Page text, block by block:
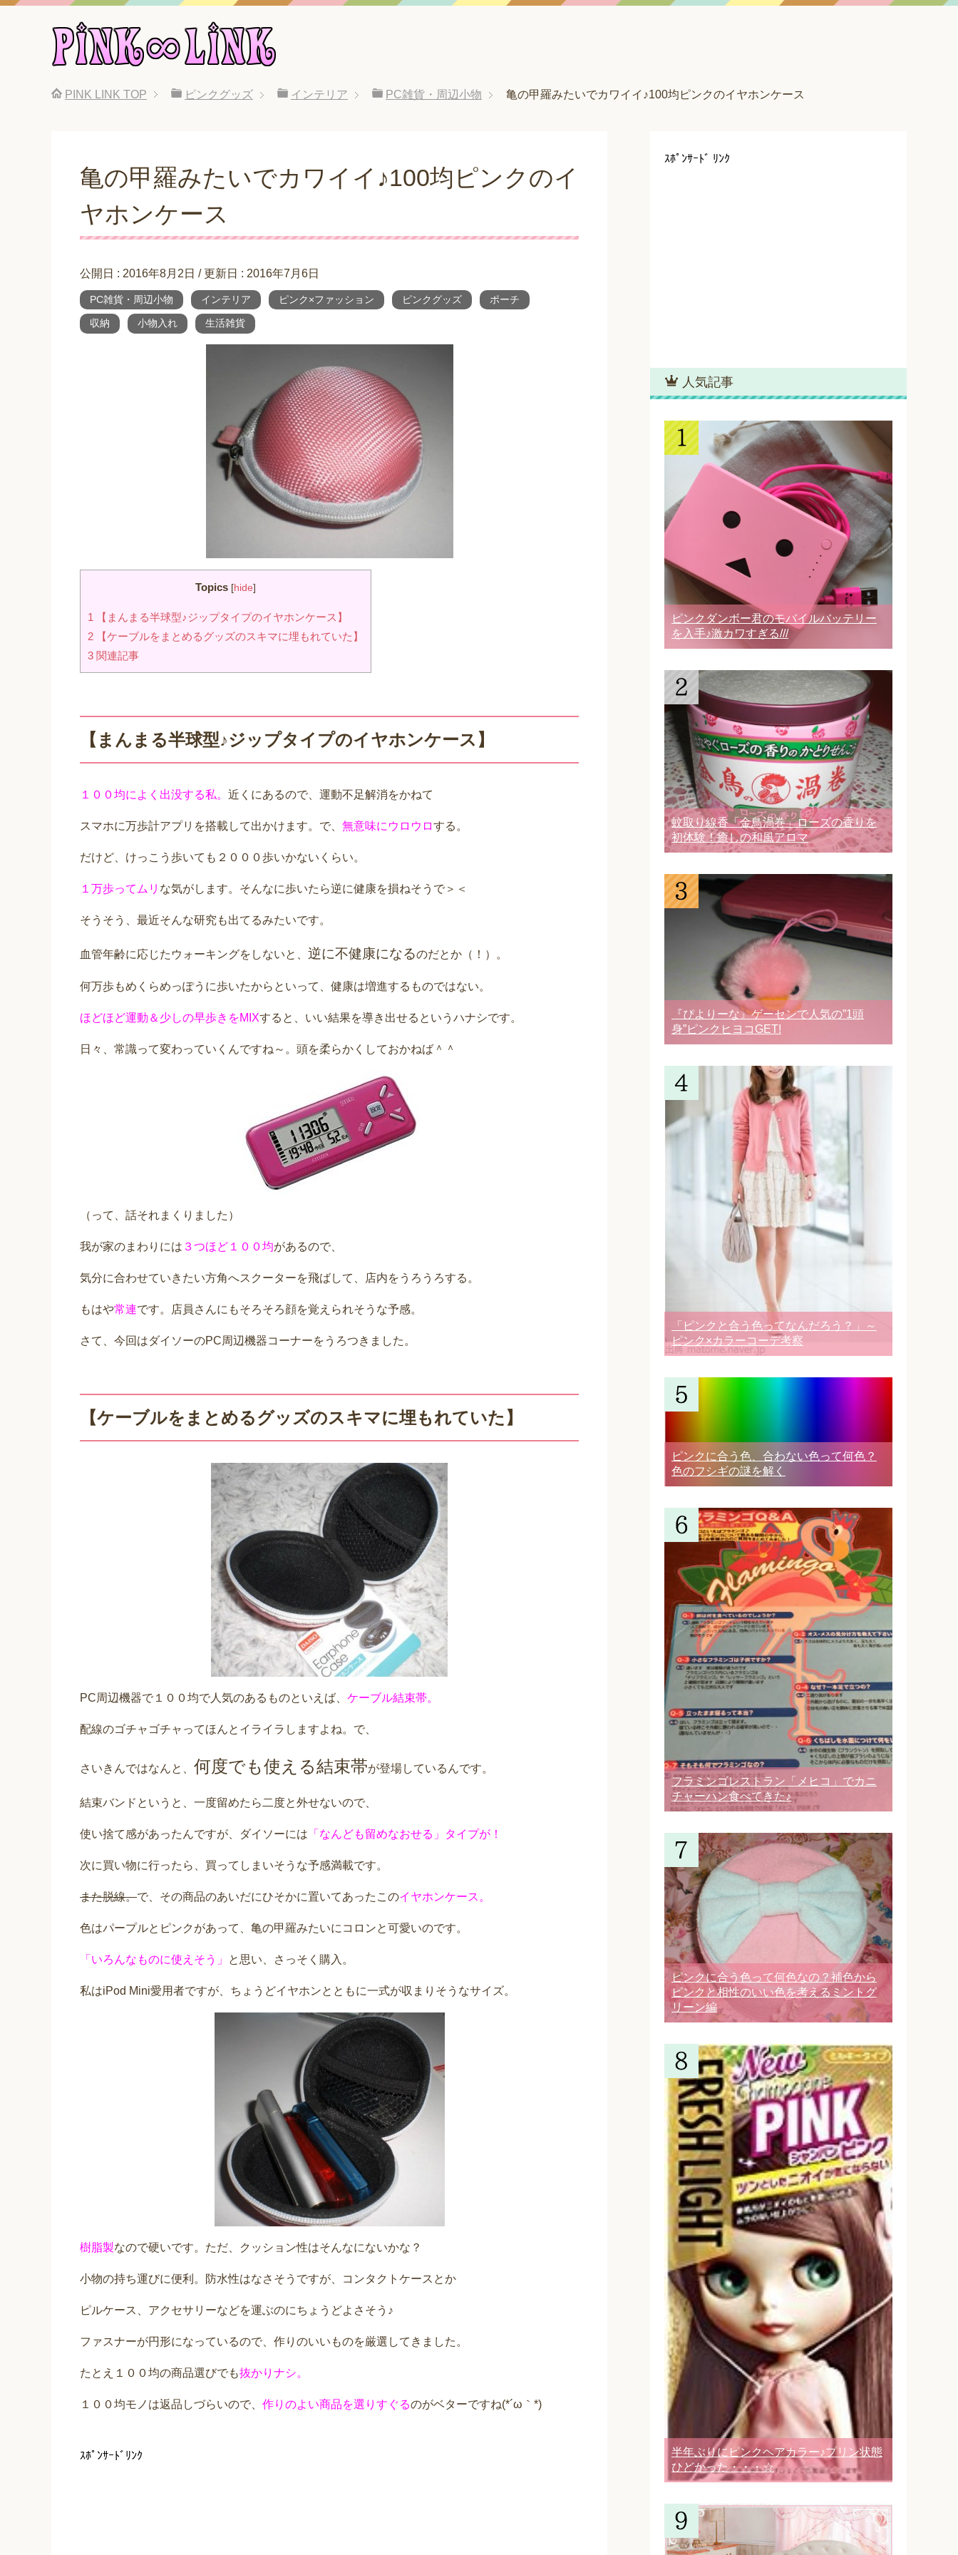
PINK LINK TOP ピンクグッズ インテリア PC雑貨・周辺小物 亀の甲羅みたいでカワイイ♪100均ピンクのイヤホンケース
亀の甲羅みたいでカワイイ♪100均ピンクのイ
ヤホンケース
公開日 : 2016年8月2日 / 更新日 : 2016年7月6日
PC雑貨・周辺小物 インテリア ピンク×ファッション ピンクグッズ ポーチ
収納 小物入れ 生活雑貨
Topics [hide]
1
【まんまる半球型♪ジップタイプのイヤホンケース】
2 【ケーブルをまとめるグッズのスキマに埋もれていた】
3 関連記事
【まんまる半球型♪ジップタイプのイヤホンケース】
１００均によく出没する私。 近くにあるので、運動不足解消をかねて
スマホに万歩計アプリを搭載して出かけます。で、 無意味にウロウロする。
だけど、けっこう歩いても２０００歩いかないくらい。
１万歩ってムリ な気がします。そんなに歩いたら逆に健康を損ねそうで＞＜
そうそう、最近そんな研究も出てるみたいです。
血管年齢に応じたウォーキングをしないと、 逆に不健康になるのだとか（！）。
何万歩もめくらめっぽうに歩いたからといって、健康は増進するものではない。
ほどほど運動＆少しの早歩きをMIXすると、いい結果を導き出せるというハナシです。
日々、常識って変わっていくんですね～。頭を柔らかくしておかねば＾＾
（って、話それまくりました）
我が家のまわりには ３つほど１００均があるので、
気分に合わせていきたい方角へスクーターを飛ばして、店内をうろうろする。
もはや常連です。店員さんにもそろそろ顔を覚えられそうな予感。
さて、今回はダイソーのPC周辺機器コーナーをうろつきました。
【ケーブルをまとめるグッズのスキマに埋もれていた】
PC周辺機器で１００均で人気のあるものといえば、 ケーブル結束帯。
配線のゴチャゴチャってほんとイライラしますよね。で、
さいきんではなんと、 何度でも使える結束帯が登場しているんです。
結束バンドというと、一度留めたら二度と外せないので、
使い捨て感があったんですが、ダイソーには 「なんども留めなおせる」タイプが！
次に買い物に行ったら、買ってしまいそうな予感満載です。
また脱線。で、その商品のあいだにひそかに置いてあったこのイヤホンケース。
色はパープルとピンクがあって、亀の甲羅みたいにコロンと可愛いのです。
「いろんなものに使えそう」 と思い、さっそく購入。
私はiPod Mini愛用者ですが、ちょうどイヤホンとともに一式が収まりそうなサイズ。
樹脂製なので硬いです。ただ、クッション性はそんなにないかな？
小物の持ち運びに便利。防水性はなさそうですが、コンタクトケースとか
ピルケース、アクセサリーなどを運ぶのにちょうどよさそう♪
ファスナーが円形になっているので、作りのいいものを厳選してきました。
たとえ１００均の商品選びでも抜かりナシ。
１００均モノは返品しづらいので、 作りのよい商品を選りすぐるのがベターですね(*´ω｀*)
ｽﾎﾟﾝｻｰﾄﾞﾘﾝｸ
ｽﾎﾟﾝｻｰﾄﾞ ﾘﾝｸ
人気記事
ピンクダンボー君のモバイルバッテリー
を入手♪激カワすぎる///
蚊取り線香「金鳥渦巻」ローズの香りを
初体験！癒しの和風アロマ
『ぴよりーな』ゲーセンで人気の”1頭
身”ピンクヒヨコGET!
「ピンクと合う色ってなんだろう？」～
ピンク×カラーコーデ考察
ピンクに合う色、合わない色って何色？
色のフシギの謎を解く
フラミンゴレストラン「メヒコ」でカニ
チャーハン食べてきた♪
ピンクに合う色って何色なの？補色から
ピンクと相性のいい色を考えるミントグ
リーン編
半年ぶりにピンクヘアカラー♪プリン状態
ひどかった・・・☆